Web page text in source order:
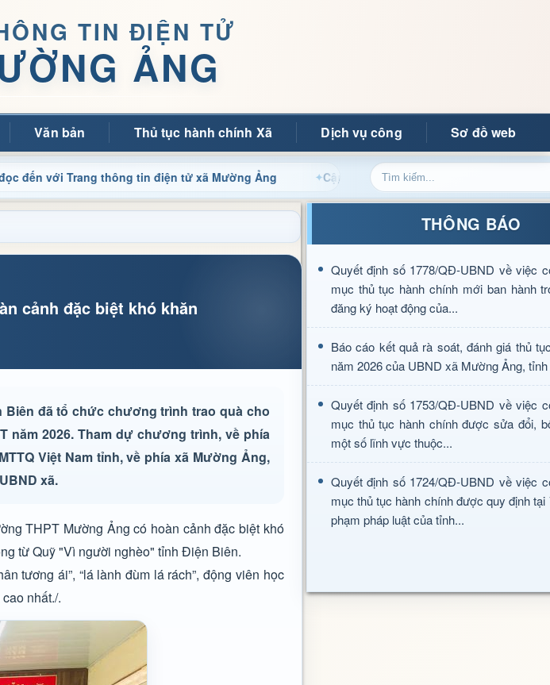
TIN ĐIỆN TỬ
ẢNG
Văn bản Thủ tục hành chính Xã Dịch vụ công Sơ đồ web
thông tin điện tử xã Mường Ảng Cập nhật thông tin điều hành, thủ tục hành chính
cảnh đặc biệt khó khăn
Biên đã tổ chức chương trình trao quà cho
năm 2026. Tham dự chương trình, về phía
Việt Nam tỉnh, về phía xã Mường Ảng,
xã.
THPT Mường Ảng có hoàn cảnh đặc biệt khó
từ Quỹ "Vì người nghèo" tỉnh Điện Biên.
tương ái”, “lá lành đùm lá rách”, động viên học
nhất./.
THÔNG BÁO
Quyết định số 1778/QĐ-UBND về việc
mục thủ tục hành chính mới ban hành
đăng ký hoạt động của...
Báo cáo kết quả rà soát, đánh giá thủ
năm 2026 của UBND xã Mường Ảng,
Quyết định số 1753/QĐ-UBND về việc
mục thủ tục hành chính được sửa đổi,
một số lĩnh vực thuộc...
Quyết định số 1724/QĐ-UBND về việc
mục thủ tục hành chính được quy định tại
phạm pháp luật của tỉnh...